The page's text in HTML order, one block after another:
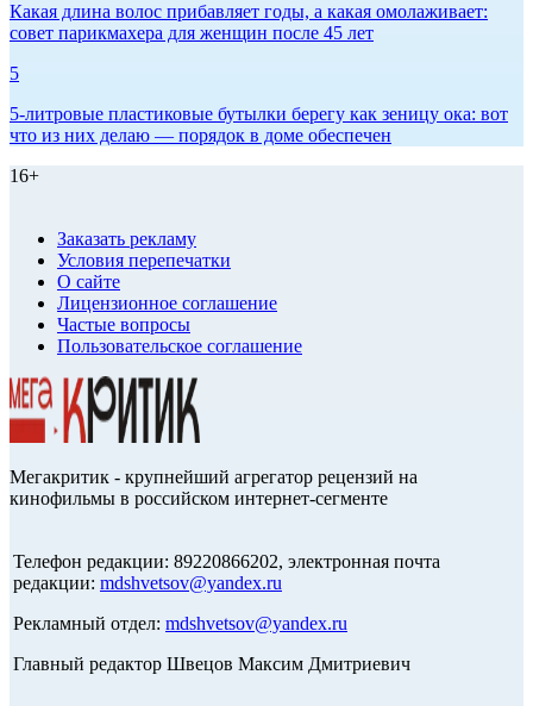
Какая длина волос прибавляет годы, а какая омолаживает:
совет парикмахера для женщин после 45 лет
5
5-литровые пластиковые бутылки берегу как зеницу ока: вот
что из них делаю — порядок в доме обеспечен
16+
Заказать рекламу
Условия перепечатки
О сайте
Лицензионное соглашение
Частые вопросы
Пользовательское соглашение
Мегакритик - крупнейший агрегатор рецензий на
кинофильмы в российском интернет-сегменте
Телефон редакции: 89220866202, электронная почта
редакции: mdshvetsov@yandex.ru
Рекламный отдел: mdshvetsov@yandex.ru
Главный редактор Швецов Максим Дмитриевич